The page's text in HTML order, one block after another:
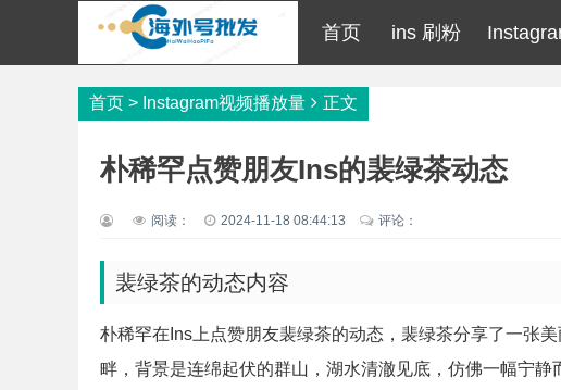
首页 ins 刷粉
首页 > Instagram视频播放量 正文
朴稀罕点赞朋友Ins的裴绿茶动态
阅读： 2024-11-18 08:44:13 评论：
裴绿茶的动态内容
朴稀罕在Ins上点赞朋友裴绿茶的动态，裴绿茶分享了一张
畔，背景是连绵起伏的群山，湖水清澈见底，仿佛一幅宁